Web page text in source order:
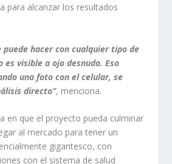
para alcanzar los resultados
puede hacer con cualquier tipo de
visible a ojo desnudo. Eso
una foto con el celular, se
directo”, menciona.
en que el proyecto pueda culminar
al mercado para tener un
gigantesco, con
con el sistema de salud